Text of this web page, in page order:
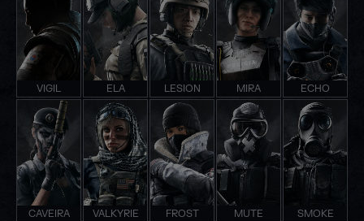
VIGIL ELA LESION MIRA ECHO
CAVEIRA VALKYRIE FROST MUTE SMOKE